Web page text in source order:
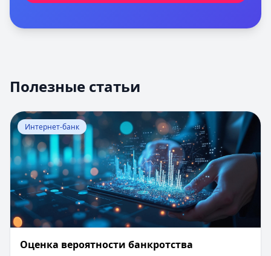
Полезные статьи
Перейти к статье:Оценка вероятности банкротства
Интернет-банк
Оценка вероятности банкротства